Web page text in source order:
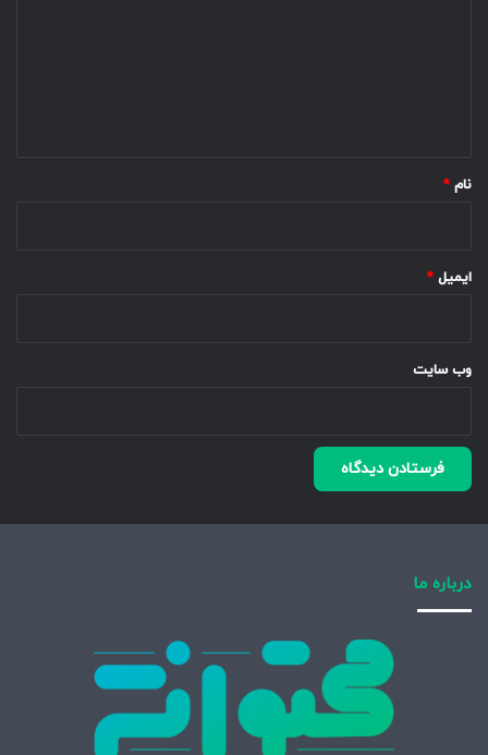
نام *
ایمیل *
وب‌ سایت
درباره ما